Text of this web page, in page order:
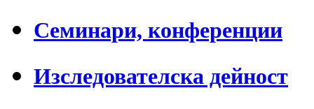
Семинари, конференции
Изследователска дейност